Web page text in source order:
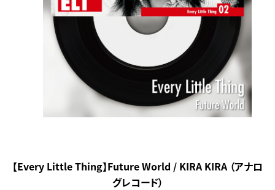
【Every Little Thing】Future World / KIRA KIRA （アナロ
グレコード）